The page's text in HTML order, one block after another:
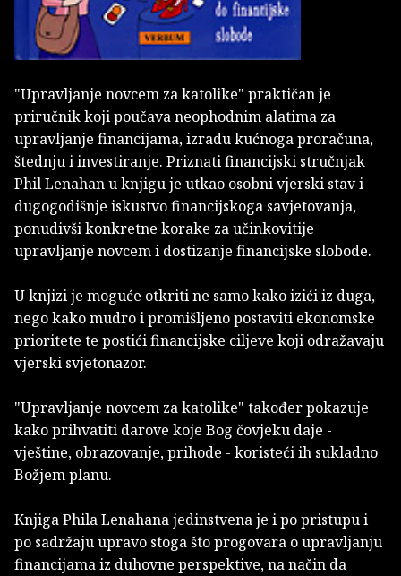
"Upravljanje novcem za katolike" praktičan je
priručnik koji poučava neophodnim alatima za
upravljanje financijama, izradu kućnoga proračuna,
štednju i investiranje. Priznati financijski stručnjak
Phil Lenahan u knjigu je utkao osobni vjerski stav i
dugogodišnje iskustvo financijskoga savjetovanja,
ponudivši konkretne korake za učinkovitije
upravljanje novcem i dostizanje financijske slobode.
U knjizi je moguće otkriti ne samo kako izići iz duga,
nego kako mudro i promišljeno postaviti ekonomske
prioritete te postići financijske ciljeve koji odražavaju
vjerski svjetonazor.
"Upravljanje novcem za katolike" također pokazuje
kako prihvatiti darove koje Bog čovjeku daje -
vještine, obrazovanje, prihode - koristeći ih sukladno
Božjem planu.
Knjiga Phila Lenahana jedinstvena je i po pristupu i
po sadržaju upravo stoga što progovara o upravljanju
financijama iz duhovne perspektive, na način da